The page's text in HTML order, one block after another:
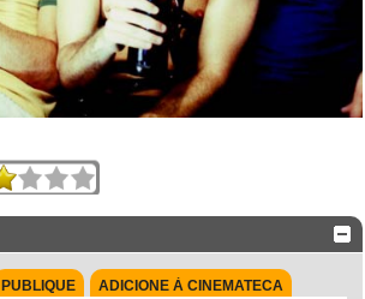
PUBLIQUE ADICIONE À CINEMATECA